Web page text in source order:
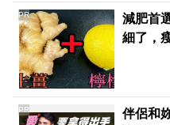
減肥首
細了，
PR
伴侶和
PR